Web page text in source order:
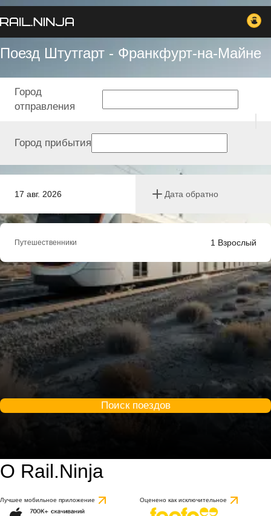
Поезд Штутгарт - Франкфурт-на-Майне
17 авг. 2026 Дата обратно
Город
отправления
Город прибытия
Путешественники 1 Взрослый
Поиск поездов
О Rail.Ninja
Лучшее мобильное приложение Оценено как исключительное
на основе 1 отзыва